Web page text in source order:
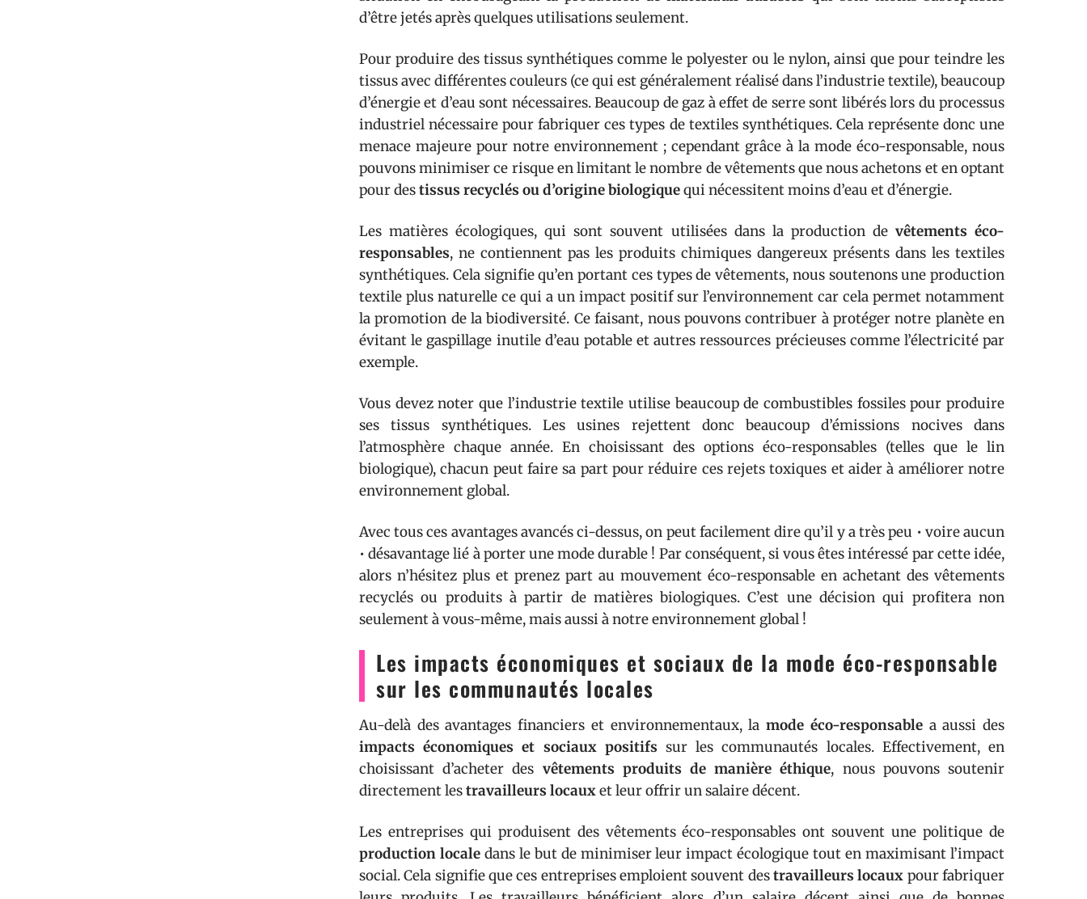
d’être jetés après quelques utilisations seulement.
Pour produire des tissus synthétiques comme le polyester ou le nylon, ainsi que pour teindre les
tissus avec différentes couleurs (ce qui est généralement réalisé dans l’industrie textile), beaucoup
d’énergie et d’eau sont nécessaires. Beaucoup de gaz à effet de serre sont libérés lors du processus
industriel nécessaire pour fabriquer ces types de textiles synthétiques. Cela représente donc une
menace majeure pour notre environnement ; cependant grâce à la mode éco-responsable, nous
pouvons minimiser ce risque en limitant le nombre de vêtements que nous achetons et en optant
pour destissus recyclés ou d’origine biologiquequi nécessitent moins d’eau et d’énergie.
Les matières écologiques, qui sont souvent utilisées dans la production de vêtements éco-
responsables, ne contiennent pas les produits chimiques dangereux présents dans les textiles
synthétiques. Cela signifie qu’en portant ces types de vêtements, nous soutenons une production
textile plus naturelle ce qui a un impact positif sur l’environnement car cela permet notamment
la promotion de la biodiversité. Ce faisant, nous pouvons contribuer à protéger notre planète en
évitant le gaspillage inutile d’eau potable et autres ressources précieuses comme l’électricité par
exemple.
Vous devez noter que l’industrie textile utilise beaucoup de combustibles fossiles pour produire
ses tissus synthétiques. Les usines rejettent donc beaucoup d’émissions nocives dans
l’atmosphère chaque année. En choisissant des options éco-responsables (telles que le lin
biologique), chacun peut faire sa part pour réduire ces rejets toxiques et aider à améliorer notre
environnement global.
Avec tous ces avantages avancés ci-dessus, on peut facilement dire qu’il y a très peu • voire aucun
• désavantage lié à porter une mode durable ! Par conséquent, si vous êtes intéressé par cette idée,
alors n’hésitez plus et prenez part au mouvement éco-responsable en achetant des vêtements
recyclés ou produits à partir de matières biologiques. C’est une décision qui profitera non
seulement à vous-même, mais aussi à notre environnement global !
Les impacts économiques et sociaux de la mode éco-responsable
sur les communautés locales
Au-delà des avantages financiers et environnementaux, lamode éco-responsablea aussi des
impacts économiques et sociaux positifs sur les communautés locales. Effectivement, en
choisissant d’acheter des vêtements produits de manière éthique, nous pouvons soutenir
directement lestravailleurs locauxet leur offrir un salaire décent.
Les entreprises qui produisent des vêtements éco-responsables ont souvent une politique de
production localedans le but de minimiser leur impact écologique tout en maximisant l’impact
social. Cela signifie que ces entreprises emploient souvent destravailleurs locaux pour fabriquer